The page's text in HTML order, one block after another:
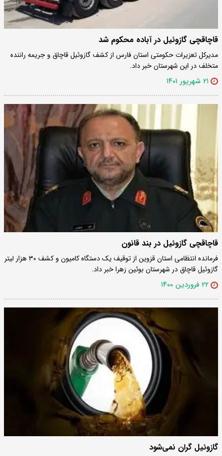
قاچاقچی گازوئیل در آباده محکوم شد
مدیرکل تعزیرات حکومتی استان فارس از کشف گازوئیل قاچاق و جریمه راننده
متخلف در این شهرستان خبر داد.
۲۱ شهریور ۱۴۰۱
قاچاقچی گازوئیل در بند قانون
فرمانده انتظامی استان قزوین از توقیف یک دستگاه کامیون و کشف ۳۰ هزار لیتر
گازوئیل قاچاق در شهرستان بوئین زهرا خبر داد.
۲۲ فروردین ۱۴۰۰
گازوئیل گران نمی‌شود